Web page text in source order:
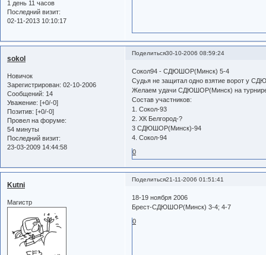
1 день 11 часов
Последний визит:
02-11-2013 10:10:17
Поделиться30-10-2006 08:59:24
sokol
Новичок
Зарегистрирован: 02-10-2006
Сообщений: 14
Уважение: [+0/-0]
Позитив: [+0/-0]
Провел на форуме:
54 минуты
Последний визит:
23-03-2009 14:44:58
Сокол94 - СДЮШОР(Минск) 5-4
Судья не защитал одно взятие ворот у
Желаем удачи СДЮШОР(Минск) на турнире
Состав участников:
1. Сокол-93
2. ХК Белгород-?
3 СДЮШОР(Минск)-94
4. Сокол-94
0
Поделиться21-11-2006 01:51:41
Kutni
Магистр
18-19 ноября 2006
Брест-СДЮШОР(Минск) 3-4; 4-7
0